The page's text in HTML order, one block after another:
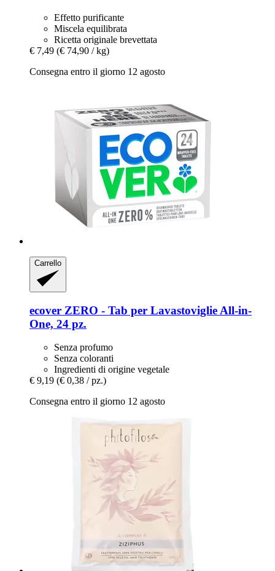
Effetto purificante
Miscela equilibrata
Ricetta originale brevettata
€ 7,49 (€ 74,90 / kg)
Consegna entro il giorno 12 agosto
Carrello
ecover ZERO -​ Tab per Lavastoviglie All-​in-​
One, 24 pz.
Senza profumo
Senza coloranti
Ingredienti di origine vegetale
€ 9,19 (€ 0,38 / pz.)
Consegna entro il giorno 12 agosto